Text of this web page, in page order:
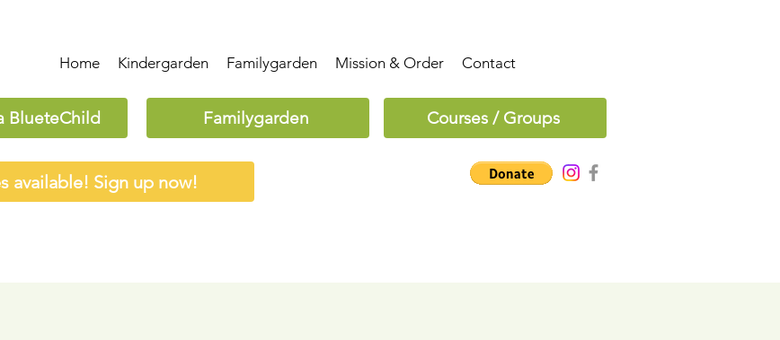
Home Kindergarden Familygarden Mission & Order Contact
BlueteChild Familygarden Courses / Groups
available! Sign up now!